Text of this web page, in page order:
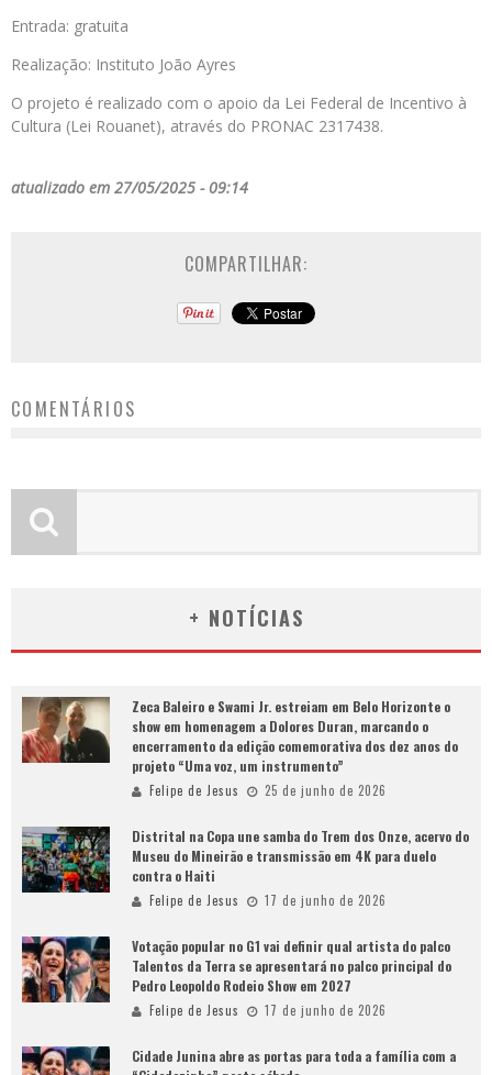
Entrada: gratuita
Realização: Instituto João Ayres
O projeto é realizado com o apoio da Lei Federal de Incentivo à
Cultura (Lei Rouanet), através do PRONAC 2317438.
atualizado em 27/05/2025 - 09:14
COMPARTILHAR:
COMENTÁRIOS
+ NOTÍCIAS
Zeca Baleiro e Swami Jr. estreiam em Belo Horizonte o
show em homenagem a Dolores Duran, marcando o
encerramento da edição comemorativa dos dez anos do
projeto “Uma voz, um instrumento”
Felipe de Jesus 25 de junho de 2026
Distrital na Copa une samba do Trem dos Onze, acervo do
Museu do Mineirão e transmissão em 4K para duelo
contra o Haiti
Felipe de Jesus 17 de junho de 2026
Votação popular no G1 vai definir qual artista do palco
Talentos da Terra se apresentará no palco principal do
Pedro Leopoldo Rodeio Show em 2027
Felipe de Jesus 17 de junho de 2026
Cidade Junina abre as portas para toda a família com a